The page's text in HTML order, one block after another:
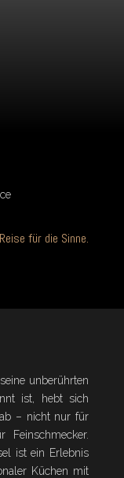
für die Sinne.
unberührten
ist, hebt sich
– nicht nur für
Feinschmecker.
ist ein Erlebnis
Küchen mit